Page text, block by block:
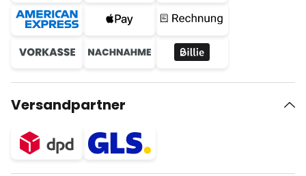
Versandpartner